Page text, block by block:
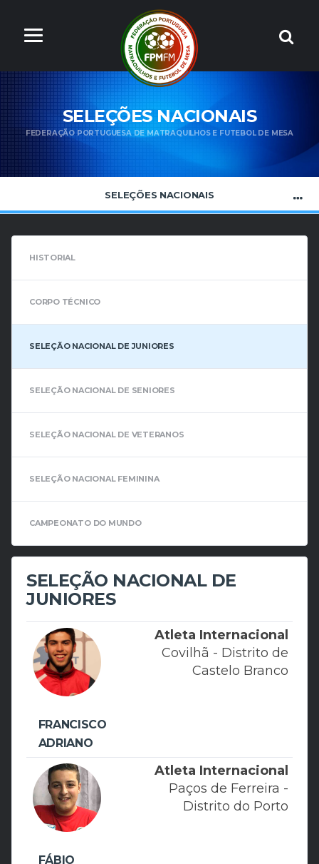
SELEÇÕES NACIONAIS
FEDERAÇÃO PORTUGUESA DE MATRAQUILHOS E FUTEBOL DE MESA
SELEÇÕES NACIONAIS
HISTORIAL
CORPO TÉCNICO
SELEÇÃO NACIONAL DE JUNIORES
SELEÇÃO NACIONAL DE SENIORES
SELEÇÃO NACIONAL DE VETERANOS
SELEÇÃO NACIONAL FEMININA
CAMPEONATO DO MUNDO
SELEÇÃO NACIONAL DE
JUNIORES
FRANCISCO
ADRIANO
Atleta Internacional
Covilhã - Distrito de
Castelo Branco
FÁBIO
Atleta Internacional
Paços de Ferreira -
Distrito do Porto